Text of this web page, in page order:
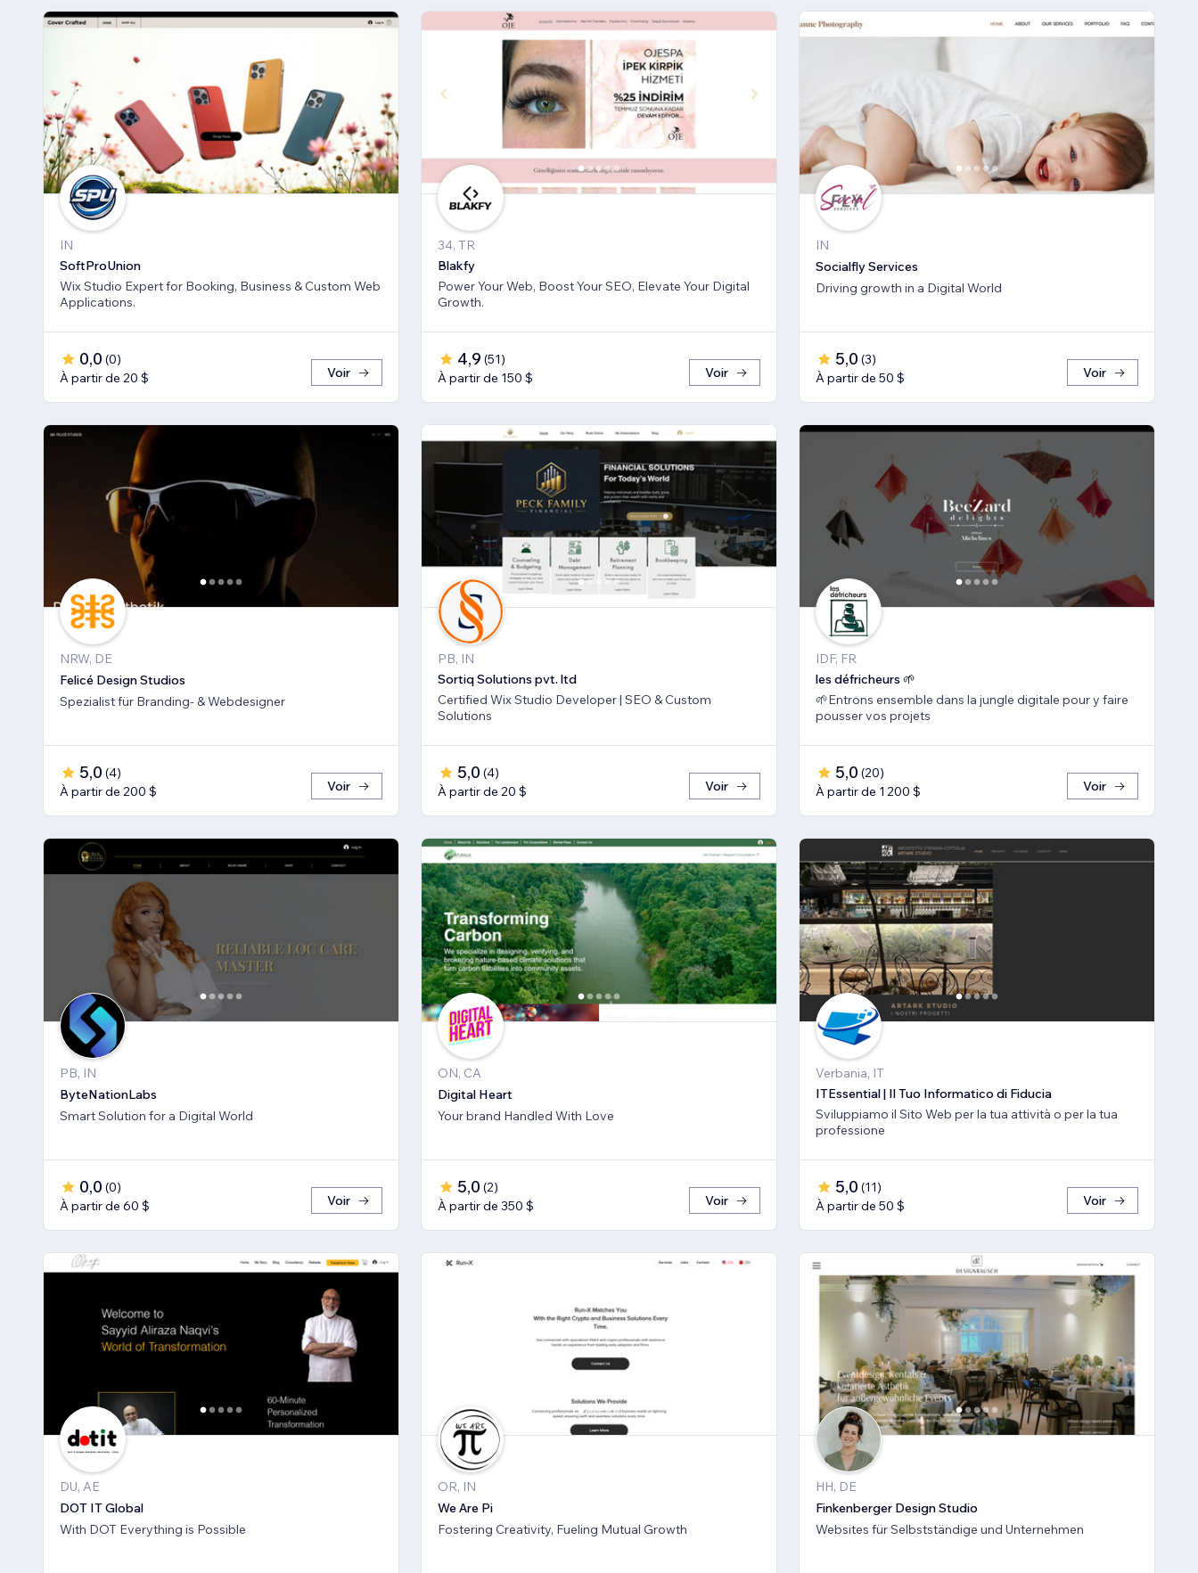
IN
SoftProUnion
Wix Studio Expert for Booking, Business & Custom Web
Applications.
0,0 (0)
À partir de 20 $
Voir
34, TR
Blakfy
Power Your Web, Boost Your SEO, Elevate Your Digital
Growth.
4,9 (51)
À partir de 150 $
Voir
IN
Socialfly Services
Driving growth in a Digital World
5,0 (3)
À partir de 50 $
Voir
NRW, DE
Felicé Design Studios
Spezialist für Branding- & Webdesigner
5,0 (4)
À partir de 200 $
Voir
PB, IN
Sortiq Solutions pvt. ltd
Certified Wix Studio Developer | SEO & Custom
Solutions
5,0 (4)
À partir de 20 $
Voir
IDF, FR
les défricheurs 🌱
🌱Entrons ensemble dans la jungle digitale pour y faire
pousser vos projets
5,0 (20)
À partir de 1 200 $
Voir
PB, IN
ByteNationLabs
Smart Solution for a Digital World
0,0 (0)
À partir de 60 $
Voir
ON, CA
Digital Heart
Your brand Handled With Love
5,0 (2)
À partir de 350 $
Voir
Verbania, IT
ITEssential | Il Tuo Informatico di Fiducia
Sviluppiamo il Sito Web per la tua attività o per la tua
professione
5,0 (11)
À partir de 50 $
Voir
DU, AE
DOT IT Global
With DOT Everything is Possible
OR, IN
We Are Pi
Fostering Creativity, Fueling Mutual Growth
HH, DE
Finkenberger Design Studio
Websites für Selbstständige und Unternehmen